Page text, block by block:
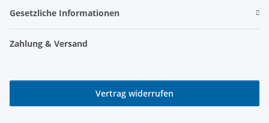
Gesetzliche Informationen
Zahlung & Versand
Vertrag widerrufen